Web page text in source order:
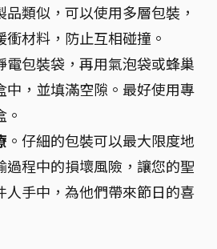
品類似，可以使用多層包裝，
材料，防止互相碰撞。
電包裝袋，再用氣泡袋或蜂巢
中，並填滿空隙。最好使用專
。仔細的包裝可以最大限度地
過程中的損壞風險，讓您的聖
人手中，為他們帶來節日的喜